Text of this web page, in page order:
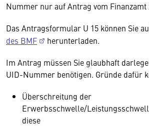
Nummer nur auf Antrag vom Finanzamt
Das Antragsformular U 15 können Sie
des BMF
herunterladen.
Im Antrag müssen Sie glaubhaft
UID-Nummer benötigen. Gründe dafür
Überschreitung der
Erwerbsschwelle/
diese